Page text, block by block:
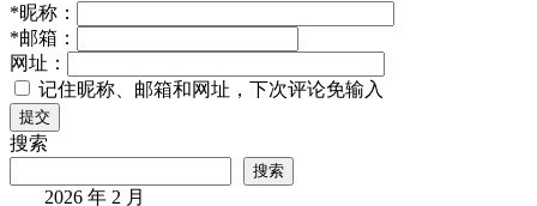
*昵称：
*邮箱：
网址：
记住昵称、邮箱和网址，下次评论免输入
提交
搜索
搜索
2026 年 2 月